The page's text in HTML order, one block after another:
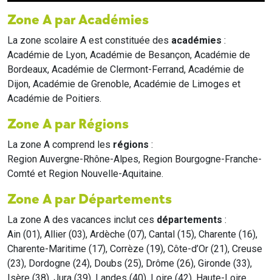
Zone A par Académies
La zone scolaire A est constituée des académies :
Académie de Lyon, Académie de Besançon, Académie de
Bordeaux, Académie de Clermont-Ferrand, Académie de
Dijon, Académie de Grenoble, Académie de Limoges et
Académie de Poitiers.
Zone A par Régions
La zone A comprend les régions :
Region Auvergne-Rhône-Alpes, Region Bourgogne-Franche-
Comté et Region Nouvelle-Aquitaine.
Zone A par Départements
La zone A des vacances inclut ces départements :
Ain (01), Allier (03), Ardèche (07), Cantal (15), Charente (16),
Charente-Maritime (17), Corrèze (19), Côte-d’Or (21), Creuse
(23), Dordogne (24), Doubs (25), Drôme (26), Gironde (33),